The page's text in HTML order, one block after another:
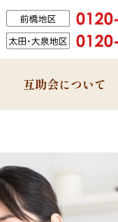
互助会について